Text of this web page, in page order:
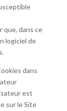
que, dans ce
logiciel de
dans
est
sur le Site